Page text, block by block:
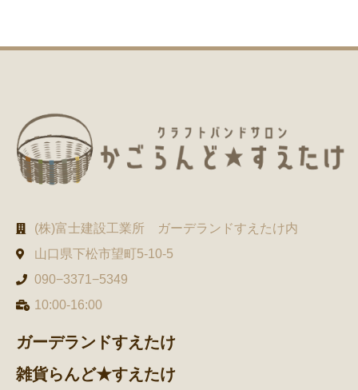
(株)富士建設工業所 ガーデランドすえたけ内
山口県下松市望町5-10-5
090−3371−5349
10:00-16:00
ガーデランドすえたけ
雑貨らんど★すえたけ